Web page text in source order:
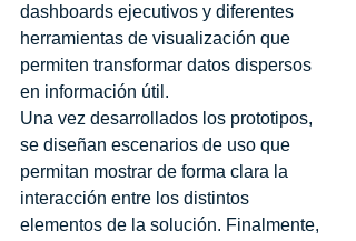
dashboards ejecutivos y diferentes
herramientas de visualización que
permiten transformar datos dispersos
en información útil.
Una vez desarrollados los prototipos,
se diseñan escenarios de uso que
permitan mostrar de forma clara la
interacción entre los distintos
elementos de la solución. Finalmente,